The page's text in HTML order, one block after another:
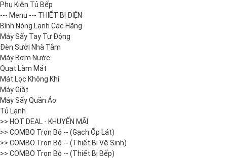
Phụ Kiện Tủ Bếp
--- Menu --- THIẾT BỊ ĐIỆN
Bình Nóng Lạnh Các Hãng
Máy Sấy Tay Tự Động
Đèn Sưởi Nhà Tắm
Máy Bơm Nước
Quạt Làm Mát
Mát Lọc Không Khí
Máy Giặt
Máy Sấy Quần Áo
Tủ Lạnh
>> HOT DEAL - KHUYẾN MÃI
>> COMBO Trọn Bộ -- (Gạch Ốp Lát)
>> COMBO Trọn Bộ -- (Thiết Bị Vệ Sinh)
>> COMBO Trọn Bộ -- (Thiết Bị Bếp)